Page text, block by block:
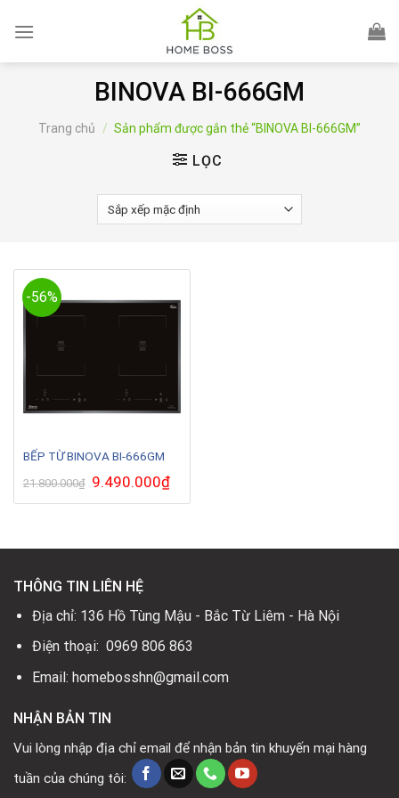
BINOVA BI-666GM
Trang chủ / Sản phẩm được gắn thẻ “BINOVA BI-666GM”
LỌC
-56%
BẾP TỪ BINOVA BI-666GM
21.800.000₫ Giá
gốc
là:
9.490.000₫Giá
hiện
tại
THÔNG TIN LIÊN HỆ
Địa chỉ: 136 Hồ Tùng Mậu - Bắc Từ Liêm - Hà Nội
Điện thoại: 0969 806 863
Email: homebosshn@gmail.com
NHẬN BẢN TIN
Vui lòng nhập địa chỉ email để nhận bản tin khuyến mại hàng
tuần của chúng tôi: